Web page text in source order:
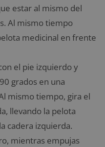
estar al mismo del
Al mismo tiempo
medicinal en frente
el pie izquierdo y
grados en una
mismo tiempo, gira el
llevando la pelota
cadera izquierda.
mientras empujas